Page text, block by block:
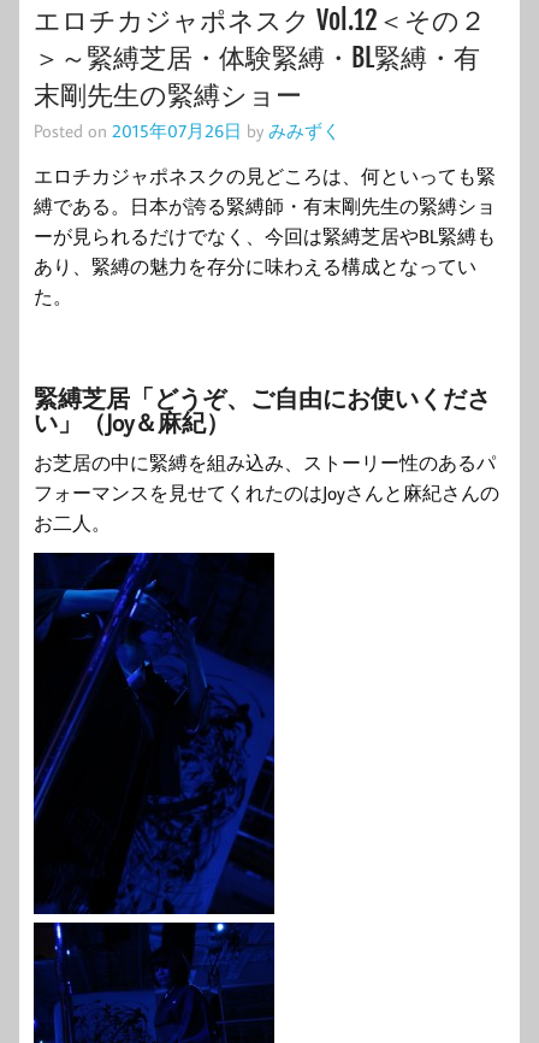
エロチカジャポネスク Vol.12＜その２
＞～緊縛芝居・体験緊縛・BL緊縛・有
末剛先生の緊縛ショー
Posted on 2015年07月26日 by みみずく
エロチカジャポネスクの見どころは、何といっても緊
縛である。日本が誇る緊縛師・有末剛先生の緊縛ショ
ーが見られるだけでなく、今回は緊縛芝居やBL緊縛も
あり、緊縛の魅力を存分に味わえる構成となってい
た。
緊縛芝居「どうぞ、ご自由にお使いくださ
い」（Joy＆麻紀）
お芝居の中に緊縛を組み込み、ストーリー性のあるパ
フォーマンスを見せてくれたのはJoyさんと麻紀さんの
お二人。